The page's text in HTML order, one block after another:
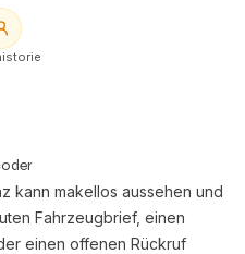
kann makellos aussehen und
Fahrzeugbrief, einen
einen offenen Rückruf